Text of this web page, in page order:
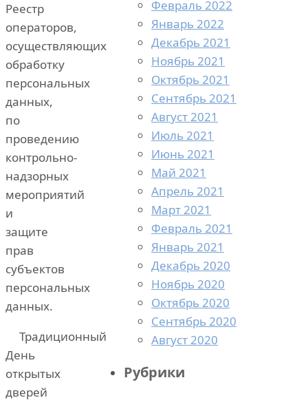
Реестр
операторов,
осуществляющих
обработку
персональных
данных,
по
проведению
контрольно-
надзорных
мероприятий
и
защите
прав
субъектов
персональных
данных.
Традиционный
День
открытых
дверей
Февраль 2022
Январь 2022
Декабрь 2021
Ноябрь 2021
Октябрь 2021
Сентябрь 2021
Август 2021
Июль 2021
Июнь 2021
Май 2021
Апрель 2021
Март 2021
Февраль 2021
Январь 2021
Декабрь 2020
Ноябрь 2020
Октябрь 2020
Сентябрь 2020
Август 2020
Рубрики